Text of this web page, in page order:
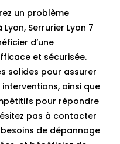
un problème
Serrurier Lyon 7
d’une
et sécurisée.
solides pour assurer
ainsi que
pour répondre
pas à contacter
de dépannage